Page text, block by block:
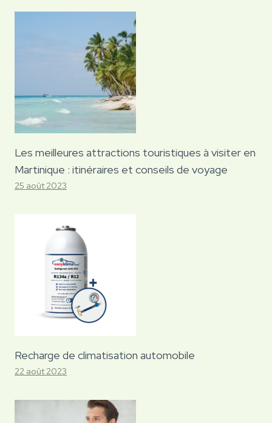
Les meilleures attractions touristiques à visiter en
Martinique : itinéraires et conseils de voyage
25 août 2023
Recharge de climatisation automobile
22 août 2023